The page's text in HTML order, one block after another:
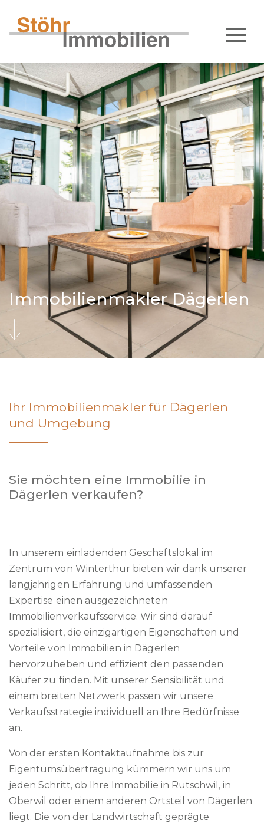
Immobilienmakler Dägerlen
Ihr Immobilienmakler für Dägerlen
und Umgebung
Sie möchten eine Immobilie in
Dägerlen verkaufen?
In unserem einladenden Geschäftslokal im
Zentrum von Winterthur bieten wir dank unserer
langjährigen Erfahrung und umfassenden
Expertise einen ausgezeichneten
Immobilienverkaufsservice. Wir sind darauf
spezialisiert, die einzigartigen Eigenschaften und
Vorteile von Immobilien in Dägerlen
hervorzuheben und effizient den passenden
Käufer zu finden. Mit unserer Sensibilität und
einem breiten Netzwerk passen wir unsere
Verkaufsstrategie individuell an Ihre Bedürfnisse
an.
Von der ersten Kontaktaufnahme bis zur
Eigentumsübertragung kümmern wir uns um
jeden Schritt, ob Ihre Immobilie in Rutschwil, in
Oberwil oder einem anderen Ortsteil von Dägerlen
liegt. Die von der Landwirtschaft geprägte